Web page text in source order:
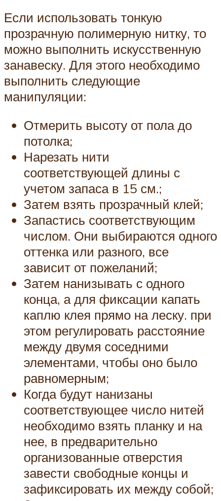
Если использовать тонкую
прозрачную полимерную нитку, то
можно выполнить искусственную
занавеску. Для этого необходимо
выполнить следующие
манипуляции:
Отмерить высоту от пола до
потолка;
Нарезать нити
соответствующей длины с
учетом запаса в 15 см.;
Затем взять прозрачный клей;
Запастись соответствующим
числом. Они выбираются одного
оттенка или разного, все
зависит от пожеланий;
Затем нанизывать с одного
конца, а для фиксации капать
каплю клея прямо на леску. при
этом регулировать расстояние
между двумя соседними
элементами, чтобы оно было
равномерным;
Когда будут нанизаны
соответствующее число нитей
необходимо взять планку и на
нее, в предварительно
организованные отверстия
завести свободные концы и
зафиксировать их между собой;